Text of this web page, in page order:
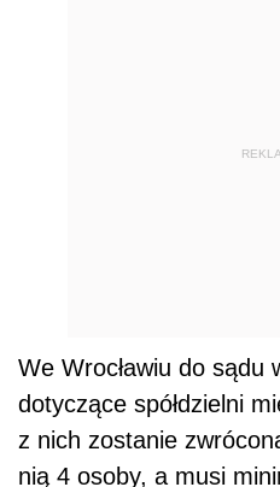
We Wrocławiu do sądu
dotyczące spółdzielni
z nich zostanie
nią 4 osoby, a musi